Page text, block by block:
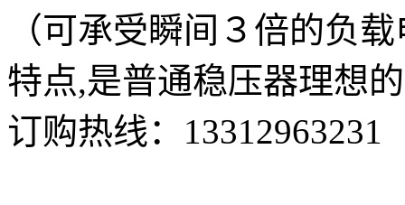
（可承受瞬间３倍的负
特点,是普通稳压器理想
订购热线： 13312963231